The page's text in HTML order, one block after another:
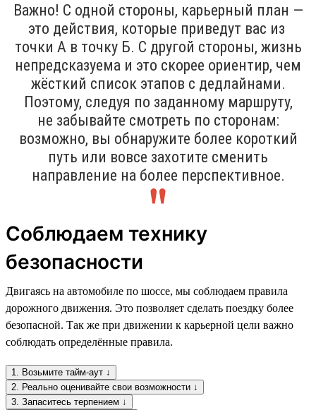
Важно! С одной стороны, карьерный план —
это действия, которые приведут вас из
точки А в точку Б. С другой стороны, жизнь
непредсказуема и это скорее ориентир, чем
жёсткий список этапов с дедлайнами.
Поэтому, следуя по заданному маршруту,
не забывайте смотреть по сторонам:
возможно, вы обнаружите более короткий
путь или вовсе захотите сменить
направление на более перспективное.
Соблюдаем технику
безопасности
Двигаясь на автомобиле по шоссе, мы соблюдаем правила
дорожного движения. Это позволяет сделать поездку более
безопасной. Так же при движении к карьерной цели важно
соблюдать определённые правила.
1. Возьмите тайм-аут ↓
2. Реально оценивайте свои возможности ↓
3. Запаситесь терпением ↓